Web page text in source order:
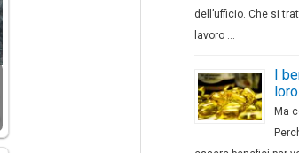
dell’ufficio. Che si
lavoro …
I
Ma